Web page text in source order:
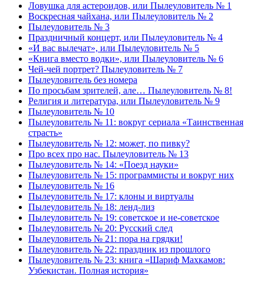
Ловушка для астероидов, или Пылеуловитель № 1
Воскресная чайхана, или Пылеуловитель № 2
Пылеуловитель № 3
Праздничный концерт, или Пылеуловитель № 4
«И вас вылечат», или Пылеуловитель № 5
«Книга вместо водки», или Пылеуловитель № 6
Чей-чей портрет? Пылеуловитель № 7
Пылеуловитель без номера
По просьбам зрителей, але… Пылеуловитель № 8!
Религия и литература, или Пылеуловитель № 9
Пылеуловитель № 10
Пылеуловитель № 11: вокруг сериала «Таинственная
страсть»
Пылеуловитель № 12: может, по пивку?
Про всех про нас. Пылеуловитель № 13
Пылеуловитель № 14: «Поезд науки»
Пылеуловитель № 15: программисты и вокруг них
Пылеуловитель № 16
Пылеуловитель № 17: клоны и виртуалы
Пылеуловитель № 18: ленд-лиз
Пылеуловитель № 19: советское и не-советское
Пылеуловитель № 20: Русский след
Пылеуловитель № 21: пора на грядки!
Пылеуловитель № 22: праздник из прошлого
Пылеуловитель № 23: книга «Шариф Махкамов:
Узбекистан. Полная история»